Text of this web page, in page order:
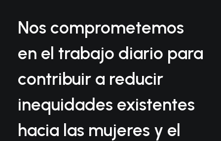
Nos comprometemos
en el trabajo diario para
contribuir a reducir
inequidades existentes
hacia las mujeres y el